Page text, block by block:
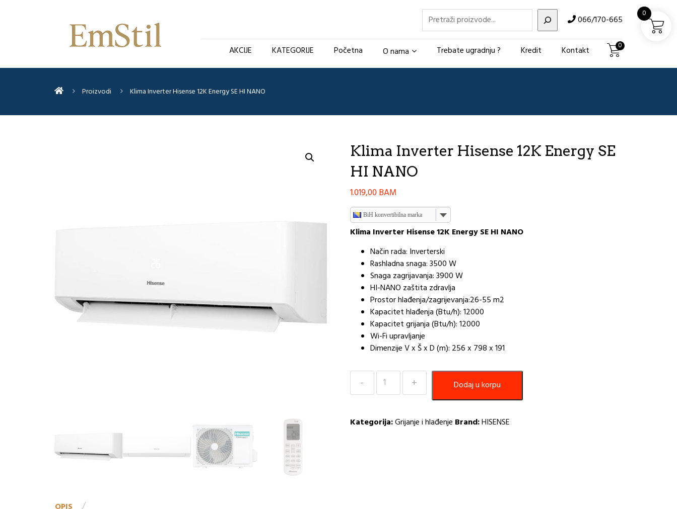
Pretraži 066/170-665
AKCIJE KATEGORIJE Početna O nama Trebate ugradnju ? Kredit Kontakt 0
Proizvodi Klima Inverter Hisense 12K Energy SE HI NANO
Klima Inverter Hisense 12K Energy SE
HI NANO
1.019,00 BAM
BiH konvertibilna marka
Klima Inverter Hisense 12K Energy SE HI NANO
Način rada: Inverterski
Rashladna snaga: 3500 W
Snaga zagrijavanja: 3900 W
HI-NANO zaštita zdravlja
Prostor hlađenja/zagrijevanja:26-55 m2
Kapacitet hlađenja (Btu/h): 12000
Kapacitet grijanja (Btu/h): 12000
Wi-Fi upravljanje
Dimenzije V x Š x D (m): 256 x 798 x 191
Klima
Inverter
Energy
Dodaj u korpu
Kategorija:Grijanje i hlađenje Brand:HISENSE
0